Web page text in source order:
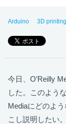
Arduino 3D
今日、O’Reilly
した。このよう
Mediaにどのよ
こし説明したい